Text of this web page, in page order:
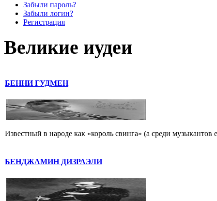
Забыли пароль?
Забыли логин?
Регистрация
Великие иудеи
БЕННИ ГУДМЕН
Известный в народе как «король свинга» (а среди
БЕНДЖАМИН ДИЗРАЭЛИ